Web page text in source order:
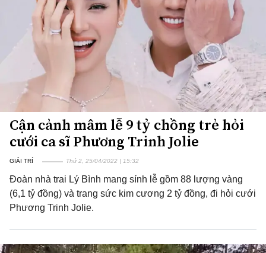
Cận cảnh mâm lễ 9 tỷ chồng trẻ hỏi
cưới ca sĩ Phương Trinh Jolie
GIẢI TRÍ Thứ 2, 25/04/2022 | 15:32
Đoàn nhà trai Lý Bình mang sính lễ gồm 88 lượng vàng
(6,1 tỷ đồng) và trang sức kim cương 2 tỷ đồng, đi hỏi cưới
Phương Trinh Jolie.